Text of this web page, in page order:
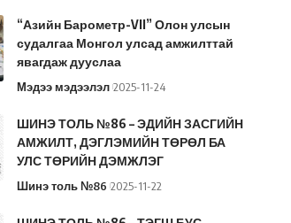
“Азийн Барометр-VII” Олон улсын
судалгаа Монгол улсад амжилттай
явагдаж дууслаа
Мэдээ мэдээлэл 2025-11-24
ШИНЭ ТОЛЬ №86 – ЭДИЙН ЗАСГИЙН
АМЖИЛТ, ДЭГЛЭМИЙН ТӨРӨЛ БА
УЛС ТӨРИЙН ДЭМЖЛЭГ
Шинэ толь №86 2025-11-22